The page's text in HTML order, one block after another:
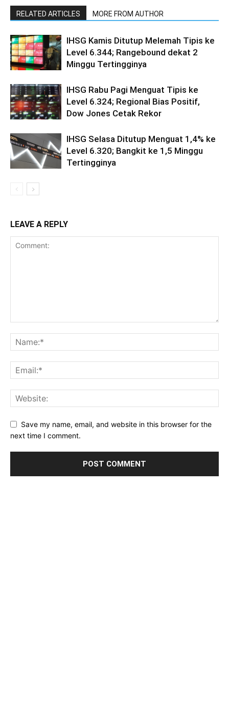
RELATED ARTICLES MORE FROM AUTHOR
IHSG Kamis Ditutup Melemah Tipis ke
Level 6.344; Rangebound dekat 2
Minggu Tertingginya
IHSG Rabu Pagi Menguat Tipis ke
Level 6.324; Regional Bias Positif,
Dow Jones Cetak Rekor
IHSG Selasa Ditutup Menguat 1,4% ke
Level 6.320; Bangkit ke 1,5 Minggu
Tertingginya
LEAVE A REPLY
Save my name, email, and website in this browser for the
next time I comment.